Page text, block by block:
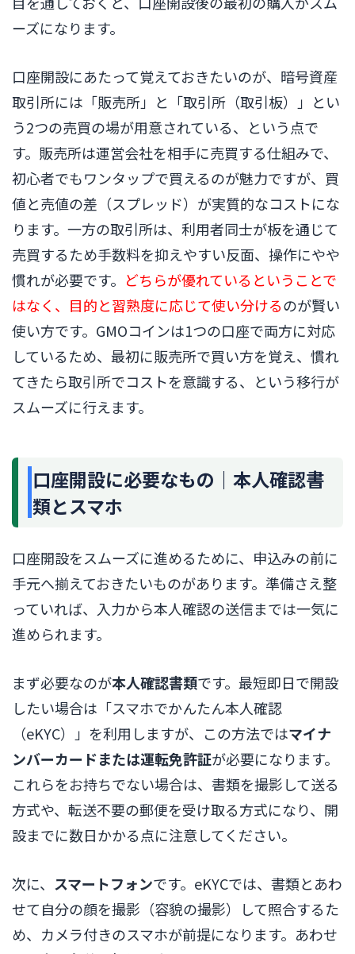
ーズになります。
口座開設にあたって覚えておきたいのが、暗号資産
取引所には「販売所」と「取引所（取引板）」とい
う2つの売買の場が用意されている、という点で
す。販売所は運営会社を相手に売買する仕組みで、
初心者でもワンタップで買えるのが魅力ですが、買
値と売値の差（スプレッド）が実質的なコストにな
ります。一方の取引所は、利用者同士が板を通じて
売買するため手数料を抑えやすい反面、操作にやや
慣れが必要です。 どちらが優れているということで
はなく、目的と習熟度に応じて使い分けるのが賢い
使い方です。GMOコインは1つの口座で両方に対応
しているため、最初に販売所で買い方を覚え、慣れ
てきたら取引所でコストを意識する、という移行が
スムーズに行えます。
口座開設に必要なもの｜本人確認書
類とスマホ
口座開設をスムーズに進めるために、申込みの前に
手元へ揃えておきたいものがあります。準備さえ整
っていれば、入力から本人確認の送信までは一気に
進められます。
まず必要なのが本人確認書類です。最短即日で開設
したい場合は「スマホでかんたん本人確認
（eKYC）」を利用しますが、この方法ではマイナ
ンバーカードまたは運転免許証が必要になります。
これらをお持ちでない場合は、書類を撮影して送る
方式や、転送不要の郵便を受け取る方式になり、開
設までに数日かかる点に注意してください。
次に、 スマートフォンです。eKYCでは、書類とあわ
せて自分の顔を撮影（容貌の撮影）して照合するた
め、カメラ付きのスマホが前提になります。あわせ